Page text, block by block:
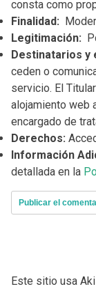
consta como
Finalidad:
Legitimación:
Destinatarios y
ceden o
servicio. El
alojamiento web
encargado de
Derechos:
Información
detallada en la
Este sitio usa